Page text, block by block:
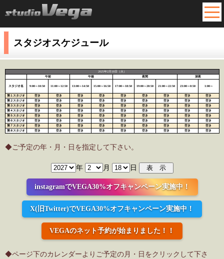
スタジオスケジュール
2025年2月18日（火）
午前
午後 夜間 深夜
スタジオ名 9:00～10:50 11:00～12:50 13:00～14:50 15:00～16:50 17:00～18:50 19:00～20:50 21:00～22:50 23:00～0:50 1:00～
第１スタジオ 空き 空き 空き 空き 空き 空き 空き 空き
空き
第２スタジオ
空き 空き 空き 空き 空き 空き 空き 空き
空き
第３スタジオ
空き 空き 空き 空き 空き 空き 空き 空き
空き
第４スタジオ
空き 空き 空き 空き 空き 空き 空き 空き
空き
第５スタジオ
空き 空き 空き 空き 空き 空き 空き 空き
空き
第６スタジオ
空き 空き 空き 空き 空き 空き 空き 空き
空き
第７スタジオ
空き 空き 空き 空き 空き 空き 空き 空き
空き
第８スタジオ
空き 空き 空き 空き 空き 空き 空き 空き 空き
◆ご予定の年・月・日を指定して下さい。
年 月 日
instagramでVEGA30%オフキャンペーン実施中！
X(旧Twitter)でVEGA30%オフキャンペーン実施中！
VEGAのネット予約が始まりました！！
◆ページ下のカレンダーよりご予定の月・日をクリックして下さ